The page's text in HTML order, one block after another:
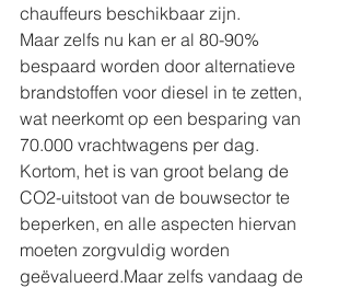
chauffeurs beschikbaar zijn.
Maar zelfs nu kan er al 80-90%
bespaard worden door alternatieve
brandstoffen voor diesel in te zetten,
wat neerkomt op een besparing van
70.000 vrachtwagens per dag.
Kortom, het is van groot belang de
CO2-uitstoot van de bouwsector te
beperken, en alle aspecten hiervan
moeten zorgvuldig worden
geëvalueerd.Maar zelfs vandaag de